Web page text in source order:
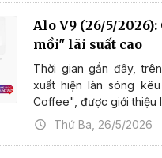
Alo V9 (26/5/
mồi" lãi suất cao
Thời gian gần đây,
xuất hiện làn sóng
Coffee", được giới thiệu
Thứ Ba, 26/5/2026